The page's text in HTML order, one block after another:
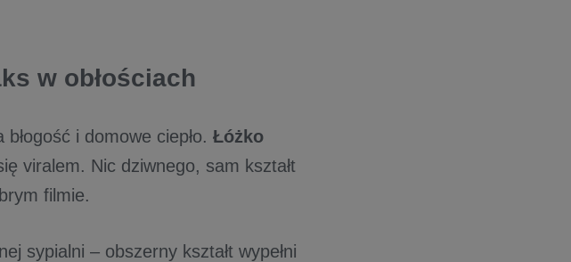
w obłościach
i domowe ciepło. Łóżko
viralem. Nic dziwnego, sam kształt
filmie.
sypialni – obszerny kształt wypełni